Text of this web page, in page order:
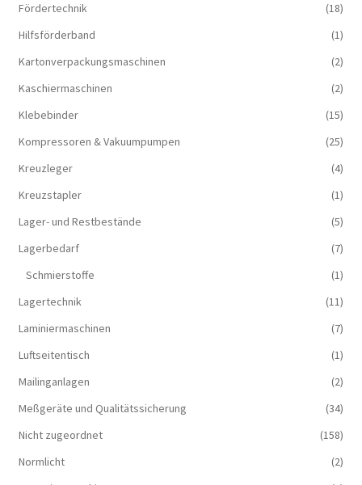
Fördertechnik
(18)
Hilfsförderband
(1)
Kartonverpackungsmaschinen
(2)
Kaschiermaschinen
(2)
Klebebinder
(15)
Kompressoren & Vakuum­pumpen
(25)
Kreuzleger
(4)
Kreuzstapler
(1)
Lager- und Restbestände
(5)
Lagerbedarf
(7)
Schmierstoffe
(1)
Lagertechnik
(11)
Laminiermaschinen
(7)
Luftseitentisch
(1)
Mailinganlagen
(2)
Meßgeräte und Qualitätssicherung
(34)
Nicht zugeordnet
(158)
Normlicht
(2)